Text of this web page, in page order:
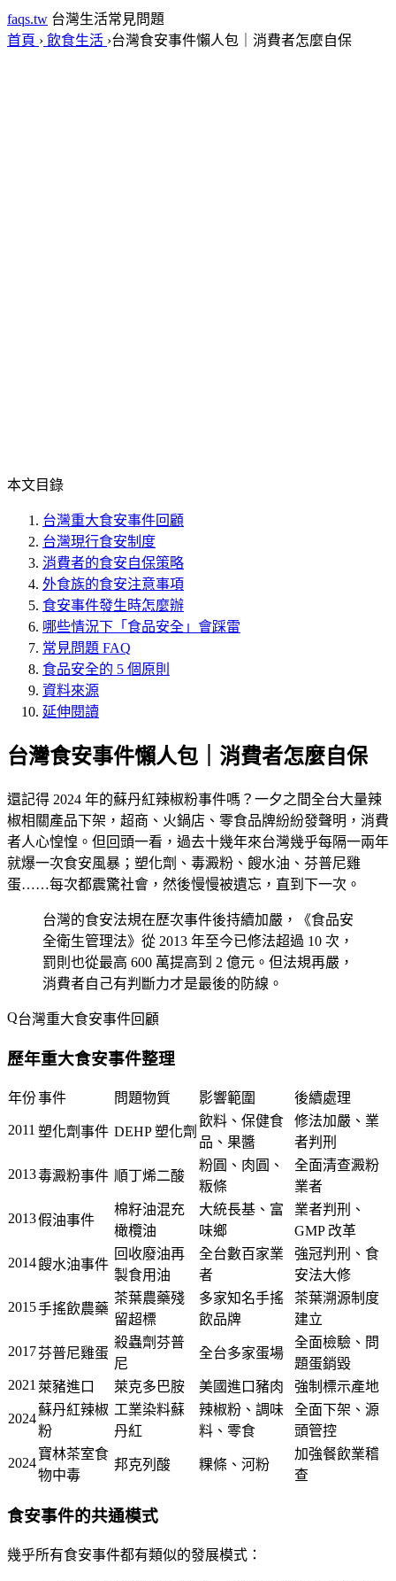
faqs.tw 台灣生活常見問題
首頁 › 飲食生活 ›台灣食安事件懶人包｜消費者怎麼自保
本文目錄
台灣重大食安事件回顧
台灣現行食安制度
消費者的食安自保策略
外食族的食安注意事項
食安事件發生時怎麼辦
哪些情況下「食品安全」會踩雷
常見問題 FAQ
食品安全的 5 個原則
資料來源
延伸閱讀
台灣食安事件懶人包｜消費者怎麼自保
還記得 2024 年的蘇丹紅辣椒粉事件嗎？一夕之間全台大量辣
椒相關產品下架，超商、火鍋店、零食品牌紛紛發聲明，消費
者人心惶惶。但回頭一看，過去十幾年來台灣幾乎每隔一兩年
就爆一次食安風暴；塑化劑、毒澱粉、餿水油、芬普尼雞
蛋……每次都震驚社會，然後慢慢被遺忘，直到下一次。
台灣的食安法規在歷次事件後持續加嚴，《食品安
全衛生管理法》從 2013 年至今已修法超過 10 次，
罰則也從最高 600 萬提高到 2 億元。但法規再嚴，
消費者自己有判斷力才是最後的防線。
台灣重大食安事件回顧
歷年重大食安事件整理
年份事件 問題物質 影響範圍 後續處理
2011 塑化劑事件 DEHP 塑化劑
飲料、保健食
品、果醬
修法加嚴、業
者判刑
2013毒澱粉事件 順丁烯二酸
粉圓、肉圓、
粄條
全面清查澱粉
業者
2013假油事件
棉籽油混充
橄欖油
大統長基、富
味鄉
業者判刑、
GMP 改革
2014餿水油事件
回收廢油再
製食用油
全台數百家業
者
強冠判刑、食
安法大修
2015手搖飲農藥
茶葉農藥殘
留超標
多家知名手搖
飲品牌
茶葉溯源制度
建立
2017芬普尼雞蛋
殺蟲劑芬普
尼
全台多家蛋場
全面檢驗、問
題蛋銷毀
2021 萊豬進口 萊克多巴胺 美國進口豬肉 強制標示產地
2024
蘇丹紅辣椒
粉
工業染料蘇
丹紅
辣椒粉、調味
料、零食
全面下架、源
頭管控
2024
寶林茶室食
物中毒
邦克列酸 粿條、河粉
加強餐飲業稽
查
食安事件的共通模式
幾乎所有食安事件都有類似的發展模式：